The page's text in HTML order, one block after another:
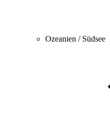
Ozeanien / Südsee